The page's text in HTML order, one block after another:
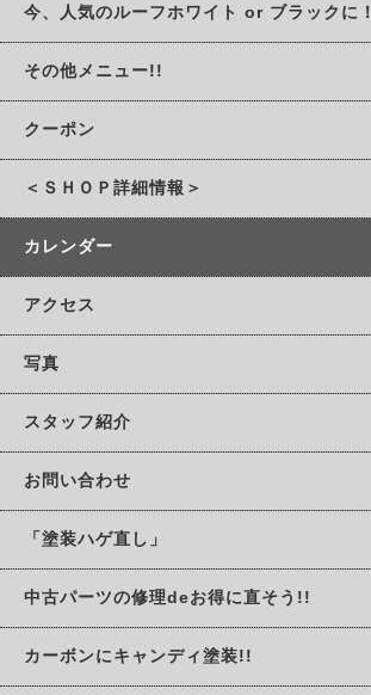
今、人気のルーフホワイト or ブラックに！
その他メニュー!!
クーポン
＜ＳＨＯＰ詳細情報＞
カレンダー
アクセス
写真
スタッフ紹介
お問い合わせ
「塗装ハゲ直し」
中古パーツの修理deお得に直そう!!
カーボンにキャンディ塗装!!